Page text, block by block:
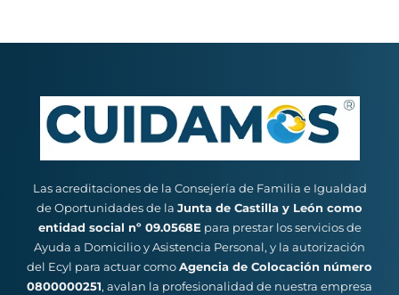
Las acreditaciones de la Consejería de Familia e Igualdad
de Oportunidades de la Junta de Castilla y León como
entidad social nº 09.0568Epara prestar los servicios de
Ayuda a Domicilio y Asistencia Personal, y la autorización
del Ecyl para actuar comoAgencia de Colocación número
0800000251, avalan la profesionalidad de nuestra empresa